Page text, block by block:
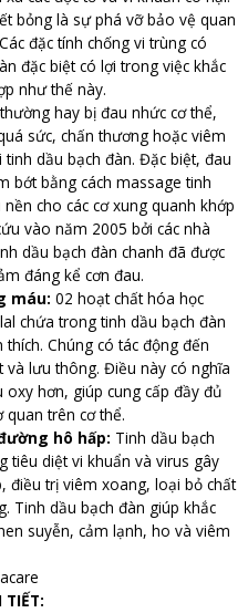
bỏng là sự phá vỡ bảo vệ quan
đặc tính chống vi trùng có
đặc biệt có lợi trong việc khắc
như thế này.
hay bị đau nhức cơ thể,
sức, chấn thương hoặc viêm
dầu bạch đàn. Đặc biệt, đau
bớt bằng cách massage tinh
cho các cơ xung quanh khớp
vào năm 2005 bởi các nhà
dầu bạch đàn chanh đã được
đáng kể cơn đau.
máu: 02 hoạt chất hóa học
chứa trong tinh dầu bạch đàn
thích. Chúng có tác động đến
và lưu thông. Điều này có nghĩa
hơn, giúp cung cấp đầy đủ
quan trên cơ thể.
hô hấp: Tinh dầu bạch
tiêu diệt vi khuẩn và virus gây
điều trị viêm xoang, loại bỏ chất
Tinh dầu bạch đàn giúp khắc
suyễn, cảm lạnh, ho và viêm
TIẾT: